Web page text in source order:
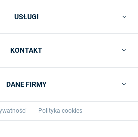
USŁUGI
KONTAKT
DANE FIRMY
Polityka cookies